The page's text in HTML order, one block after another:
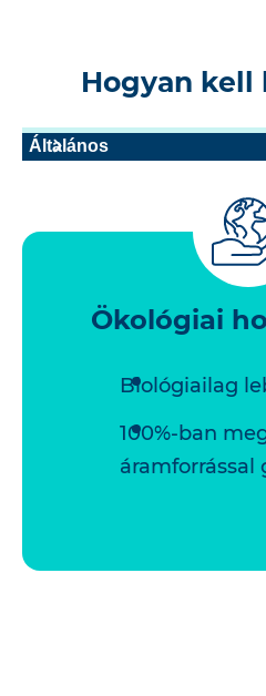
Hogyan kell
Általános
Ökológiai
Biológiailag
100%-ban
áramforrással